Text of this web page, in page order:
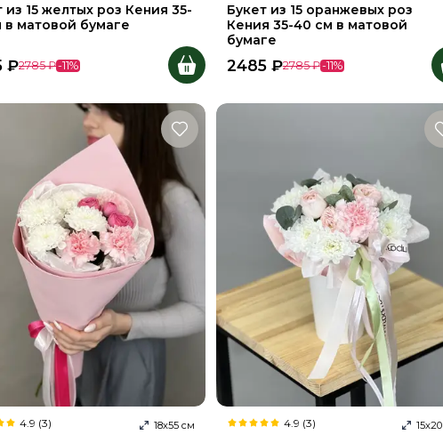
из 15 желтых роз Кения 35-
в матовой бумаге
₽2785 ₽-11%
Букет из 15 оранжевых роз
Кения 35-40 см в матовой
бумаге
2485 ₽2785 ₽-11%
4.9 (3) 18х55см 4.9 (3) 15х20